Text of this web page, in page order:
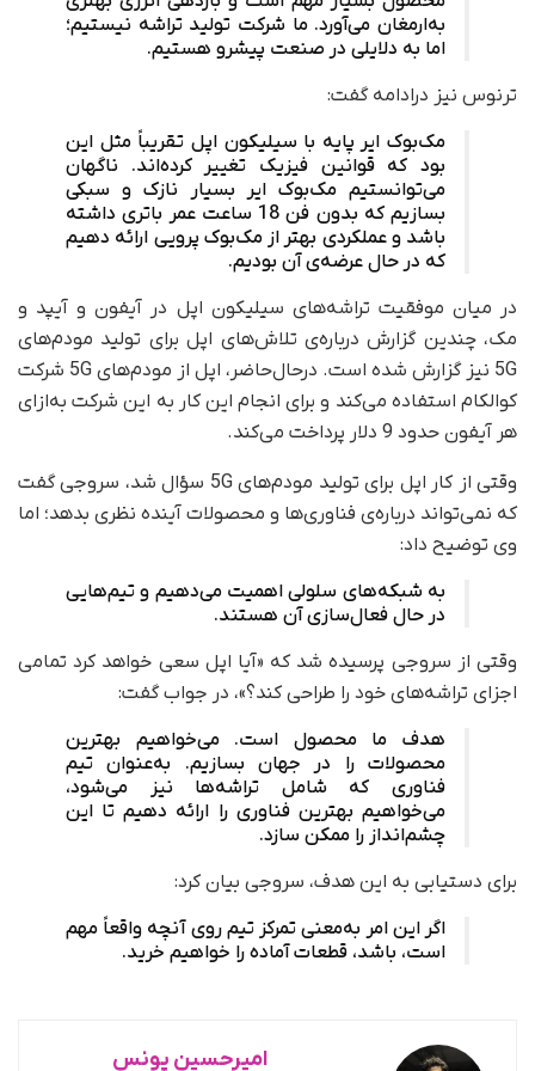
به‌ارمغان می‌آورد. ما شرکت تولید تراشه نیستیم؛
اما به دلایلی در صنعت پیشرو هستیم.
ترنوس نیز درادامه گفت:
مک‌بوک ایر پایه با سیلیکون اپل تقریباً مثل این
بود که قوانین فیزیک تغییر کرده‌اند. ناگهان
می‌توانستیم مک‌بوک ایر بسیار نازک و سبکی
بسازیم که بدون فن 18 ساعت عمر باتری داشته
باشد و عملکردی بهتر از مک‌بوک پرویی ارائه دهیم
که در حال عرضه‌ی آن بودیم.
در میان موفقیت تراشه‌های سیلیکون اپل در آیفون و آیپد و
مک، چندین گزارش درباره‌ی تلاش‌های اپل برای تولید مودم‌های
5G نیز گزارش شده است. در‌حال‌حاضر، اپل از مودم‌های 5G شرکت
کوالکام استفاده می‌کند و برای انجام این کار به این شرکت به‌ازای
هر آیفون حدود 9 دلار پرداخت می‌کند.
وقتی از کار اپل برای تولید مودم‌های 5G سؤال شد، سروجی گفت
که نمی‌تواند درباره‌ی فناوری‌ها و محصولات آینده نظری بدهد؛ اما
وی توضیح داد:
به شبکه‌های سلولی اهمیت می‌دهیم و تیم‌هایی
در حال فعال‌سازی آن هستند.
وقتی از سروجی پرسیده شد که «آیا اپل سعی خواهد کرد تمامی
اجزای تراشه‌های خود را طراحی کند؟»، در جواب گفت:
هدف ما محصول است. می‌خواهیم بهترین
محصولات را در جهان بسازیم. به‌عنوان تیم
فناوری که شامل تراشه‌ها نیز می‌شود،
می‌خواهیم بهترین فناوری را ارائه دهیم تا این
چشم‌انداز را ممکن سازد.
برای دستیابی به این هدف، سروجی بیان کرد:
اگر این امر به‌معنی تمرکز تیم روی آنچه واقعاً مهم
است، باشد، قطعات آماده را خواهیم خرید.
امیرحسین یونس